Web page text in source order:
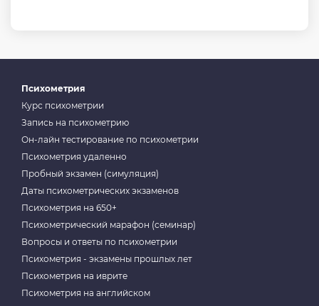
Психометрия
Курс психометрии
Запись на психометрию
Он-лайн тестирование по психометрии
Психометрия удаленно
Пробный экзамен (симуляция)
Даты психометрических экзаменов
Психометрия на 650+
Психометрический марафон (семинар)
Вопросы и ответы по психометрии
Психометрия - экзамены прошлых лет
Психометрия на иврите
Психометрия на английском